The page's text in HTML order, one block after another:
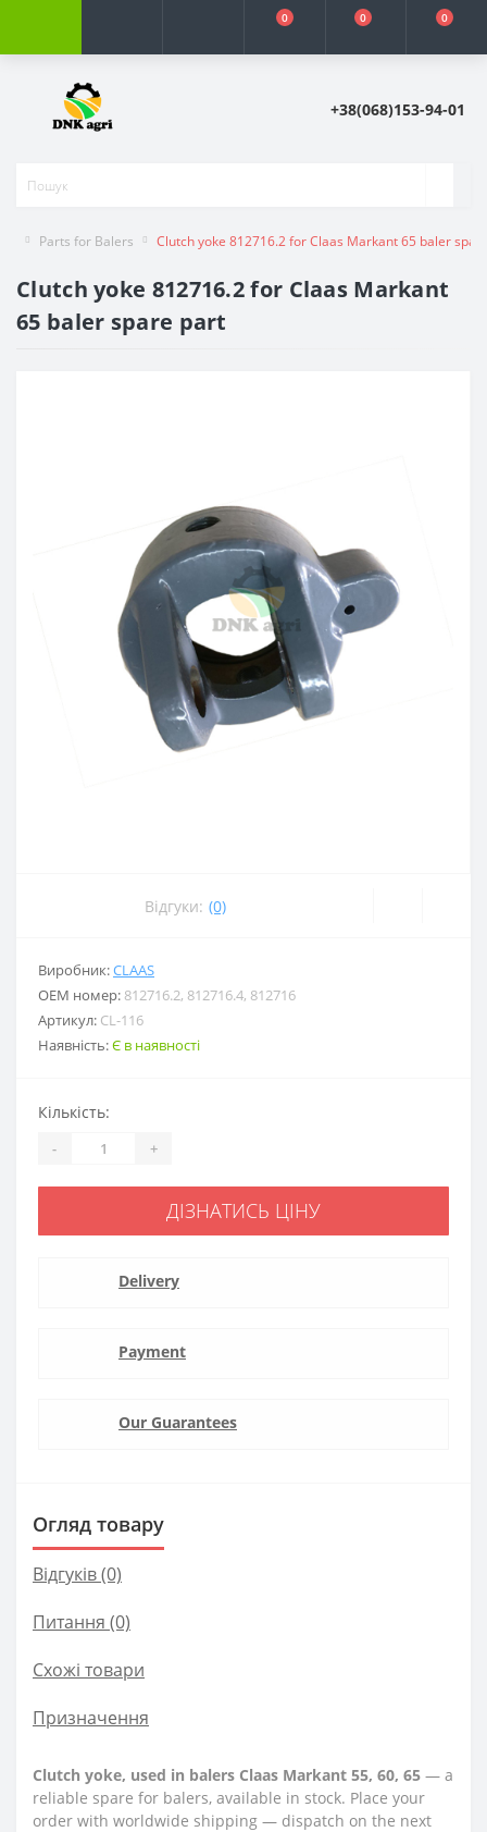
0 0 0
+38(068)153-94-01
Parts for Balers Clutch yoke 812716.2 for Claas Markant 65 baler
Clutch yoke 812716.2 for Claas Markant
65 baler spare part
Відгуки: (0)
Виробник:CLAAS
ОЕМ номер: 812716.2, 812716.4, 812716
Артикул: CL-116
Наявність:Є в наявності
Кількість:
- +
ДІЗНАТИСЬ ЦІНУ
Delivery
Payment
Our Guarantees
Огляд товару
Відгуків (0)
Питання (0)
Схожі товари
Призначення
Clutch yoke, used in balers Claas Markant 55, 60, 65 — a
reliable spare for balers, available in stock. Place your
order with worldwide shipping — dispatch on the next